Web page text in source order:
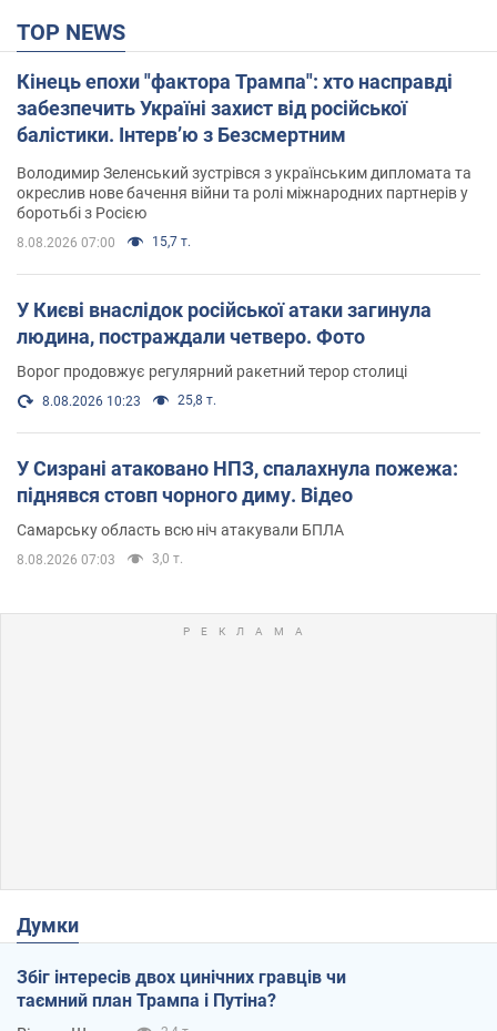
TOP NEWS
Кінець епохи "фактора Трампа": хто насправді
забезпечить Україні захист від російської
балістики. Інтерв’ю з Безсмертним
Володимир Зеленський зустрівся з українським дипломата та
окреслив нове бачення війни та ролі міжнародних партнерів у
боротьбі з Росією
8.08.2026 07:00 15,7 т.
У Києві внаслідок російської атаки загинула
людина, постраждали четверо. Фото
Ворог продовжує регулярний ракетний терор столиці
8.08.2026 10:23 25,8 т.
У Сизрані атаковано НПЗ, спалахнула пожежа:
піднявся стовп чорного диму. Відео
Самарську область всю ніч атакували БПЛА
8.08.2026 07:03 3,0 т.
Думки
Збіг інтересів двох цинічних гравців чи
таємний план Трампа і Путіна?